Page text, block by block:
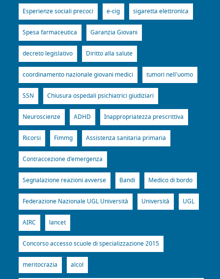
Esperienze sociali precoci e-cig sigaretta elettronica
Spesa farmaceutica Garanzia Giovani
decreto legislativo Diritto alla salute
coordinamento nazionale giovani medici tumori nell'uomo
SSN Chiusura ospedali psichiatrici giudiziari
Neuroscienze ADHD Inappropriatezza prescrittiva
Ricorsi Fimmg Assistenza sanitaria primaria
Contraccezione d'emergenza
Segnalazione reazioni avverse Bandi Medico di bordo
Federazione Nazionale UGL Università Università UGL
AIRC lancet
Concorso accesso scuole di specializzazione 2015
meritocrazia alcol